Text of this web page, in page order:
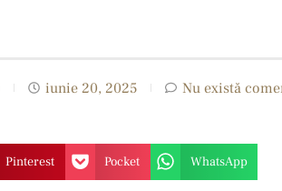
iunie 20, 2025 Nu există
Pinterest Pocket WhatsApp